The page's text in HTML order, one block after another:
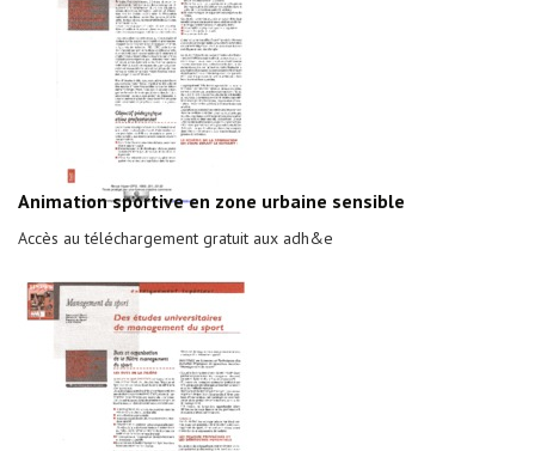
Animation sportive en zone urbaine sensible
Accès au téléchargement gratuit aux adh&e